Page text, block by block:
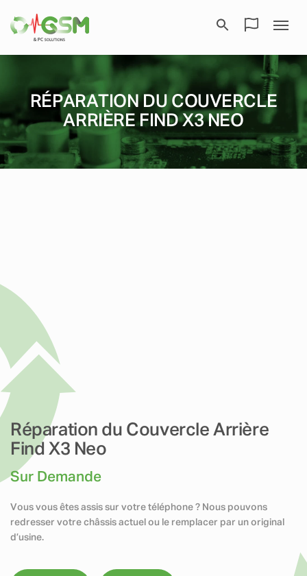
RÉPARATION DU COUVERCLE
ARRIÈRE FIND X3 NEO
Réparation du Couvercle Arrière
Find X3 Neo
Sur Demande
Vous vous êtes assis sur votre téléphone ? Nous pouvons
redresser votre châssis actuel ou le remplacer par un original
d’usine.